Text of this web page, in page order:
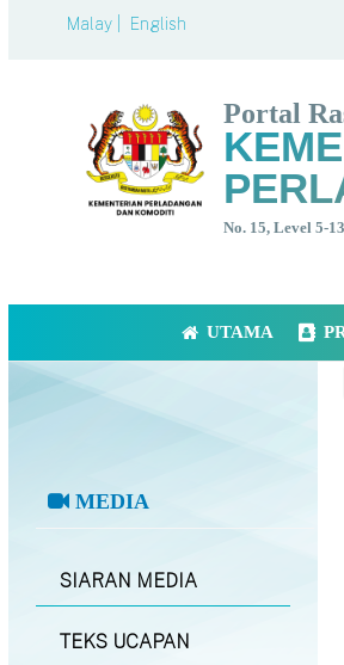
Malay | English
Portal
No. 15, Level 5-
UTAMA
MEDIA
SIARAN MEDIA
TEKS UCAPAN